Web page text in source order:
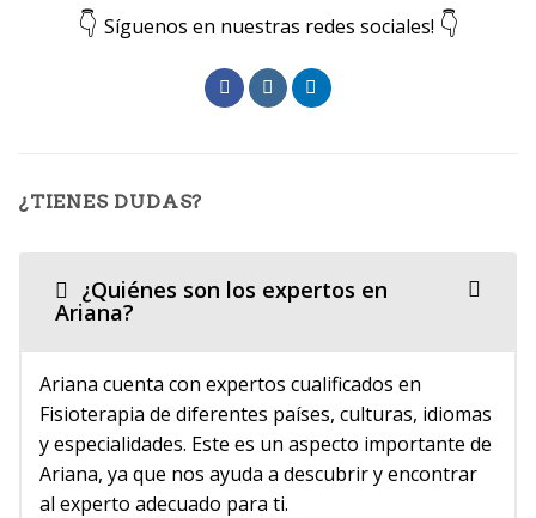
👇 Síguenos en nuestras redes sociales! 👇
¿TIENES DUDAS?
¿Quiénes son los expertos en
Ariana?
Ariana cuenta con expertos cualificados en
Fisioterapia de diferentes países, culturas, idiomas
y especialidades. Este es un aspecto importante de
Ariana, ya que nos ayuda a descubrir y encontrar
al experto adecuado para ti.